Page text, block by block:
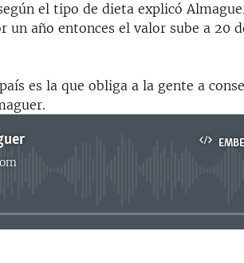
el tipo de dieta explicó
un año entonces el valor sube a 20
es la que obliga a la gente a
source currently available